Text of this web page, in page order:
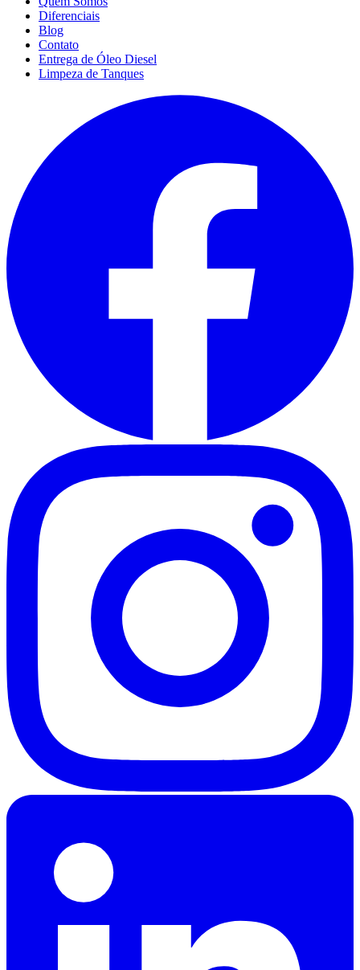
Diferenciais
Blog
Contato
Entrega de Óleo Diesel
Limpeza de Tanques